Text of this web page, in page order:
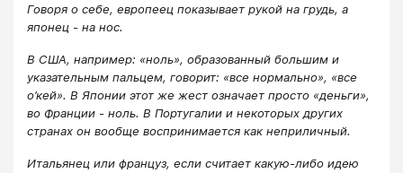
Говоря о себе, европеец показывает рукой на грудь, а
японец - на нос.
В США, например: «ноль», образованный большим и
указательным пальцем, говорит: «все нормально», «все
о’кей». В Японии этот же жест означает просто «деньги»,
во Франции - ноль. В Португалии и некоторых других
странах он вообще воспринимается как неприличный.
Итальянец или француз, если считает какую-либо идею